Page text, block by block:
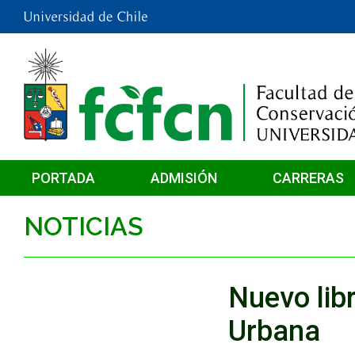
PORTADA ADMISIÓN CARRERAS
NOTICIAS
Nuevo
Urbana